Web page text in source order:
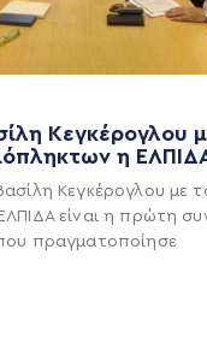
Κεγκέρογλου
η
Κεγκέρογλου με
είναι η πρώτη
πραγματοποίησε